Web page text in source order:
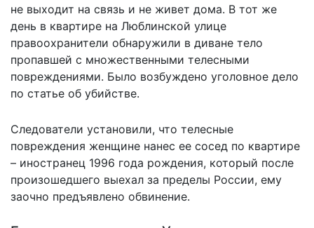
не выходит на связь и не живет дома. В тот же
день в квартире на Люблинской улице
правоохранители обнаружили в диване тело
пропавшей с множественными телесными
повреждениями. Было возбуждено уголовное дело
по статье об убийстве.
Следователи установили, что телесные
повреждения женщине нанес ее сосед по квартире
– иностранец 1996 года рождения, который после
произошедшего выехал за пределы России, ему
заочно предъявлено обвинение.